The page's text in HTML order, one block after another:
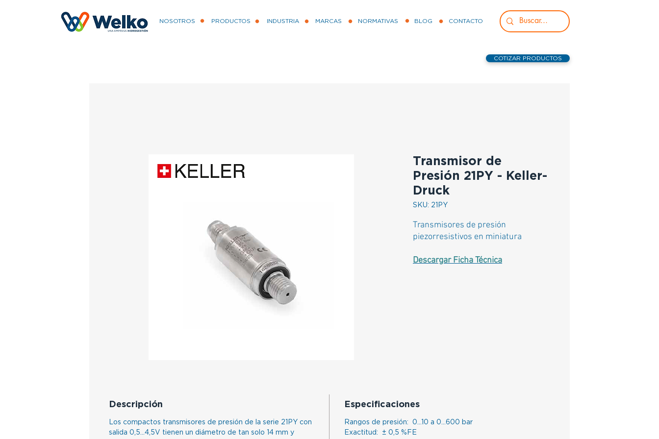
NOSOTROS PRODUCTOS INDUSTRIA MARCAS NORMATIVAS BLOG CONTACTO
COTIZAR PRODUCTOS
Transmisor de
Presión 21PY - Keller-
Druck
SKU: 21PY
Transmisores de presión
piezorresistivos en miniatura
Descargar Ficha Técnica
Descripción
Los compactos transmisores de presión de la serie 21PY con
salida 0,5...4,5V tienen un diámetro de tan solo 14 mm y
Especificaciones
Rangos de presión: 0…10 a 0…600 bar
Exactitud: ± 0,5 %FE